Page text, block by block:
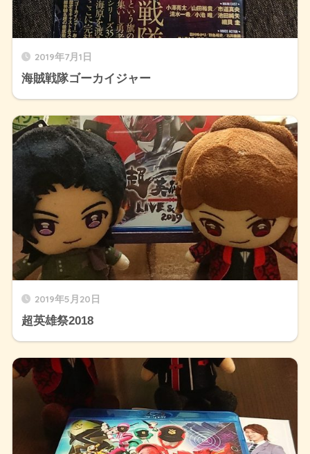
2019年7月1日
海賊戦隊ゴーカイジャー
2019年5月20日
超英雄祭2018